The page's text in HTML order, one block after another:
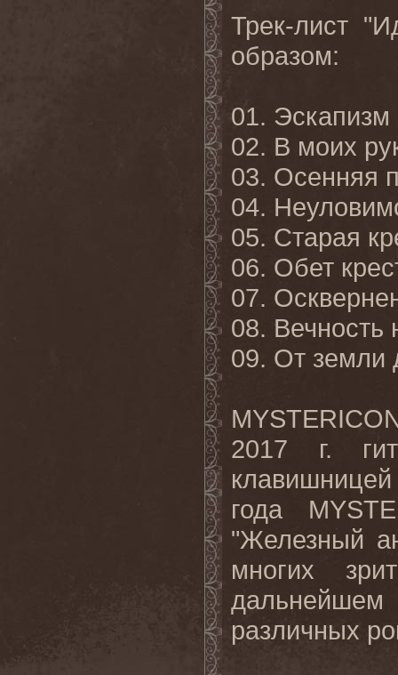
Трек-лист
образом:
01. Эскапизм
02. В моих
03. Осенняя
04.
05. Старая
06. Обет
07.
08. Вечность
09. От земли
2017 г.
года
"Железный
многих
различных